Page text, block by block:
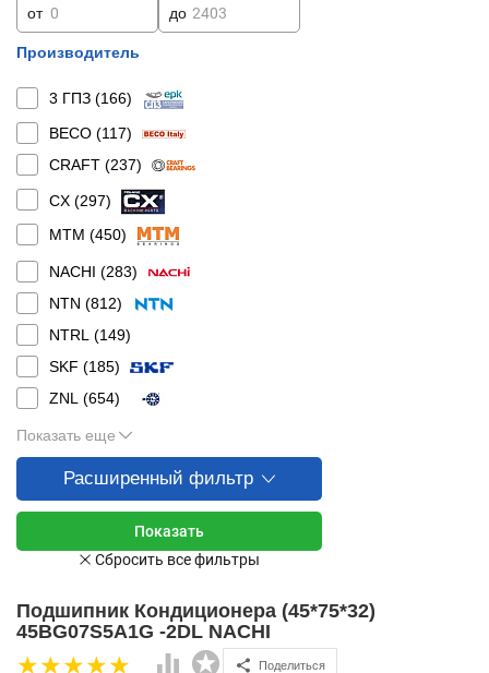
от до
Производитель
3 ГПЗ (166)
BECO (117)
CRAFT (237)
CX (297)
MTM (450)
NACHI (283)
NTN (812)
NTRL (149)
SKF (185)
ZNL (654)
Показать еще
Расширенный фильтр
Подшипник Кондиционера (45*75*32)
45BG07S5A1G -2DL NACHI
Поделиться